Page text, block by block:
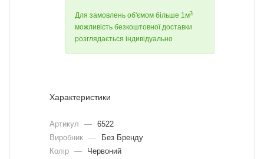
Для замовлень об'ємом більше 1м3
можливість безкоштовної доставки
розглядається індивідуально
Характеристики
Артикул — 6522
Виробник —
Без Бренду
Колір —
Червоний